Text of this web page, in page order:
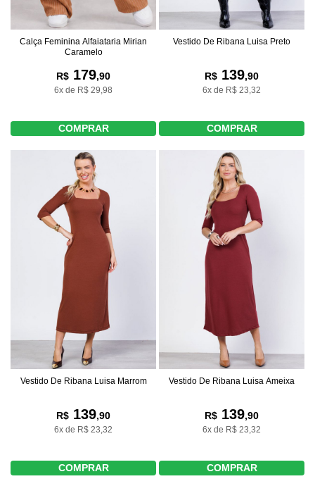
Calça Feminina Alfaiataria Mirian
Caramelo
R$ 179,90
6x de R$ 29,98
COMPRAR
Vestido De Ribana Luisa Preto
R$ 139,90
6x de R$ 23,32
COMPRAR
Vestido De Ribana Luisa Marrom
R$ 139,90
6x de R$ 23,32
COMPRAR
Vestido De Ribana Luisa Ameixa
R$ 139,90
6x de R$ 23,32
COMPRAR